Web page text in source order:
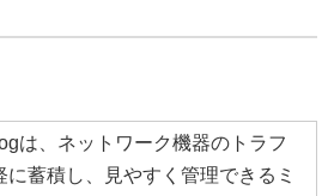
は、ネットワーク機器のトラフ
に蓄積し、見やすく管理できるミ